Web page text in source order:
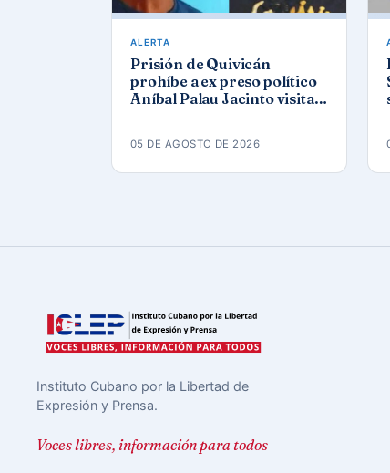
ALERTA
Prisión de Quivicán
prohíbe a ex preso político
Aníbal Palau Jacinto visitar
05 DE AGOSTO DE 2026
Instituto Cubano por la Libertad de
Expresión y Prensa.
Voces libres, información para todos